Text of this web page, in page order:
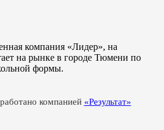
компания «Лидер», на
на рынке в городе Тюмени по
формы.
компанией «Результат»